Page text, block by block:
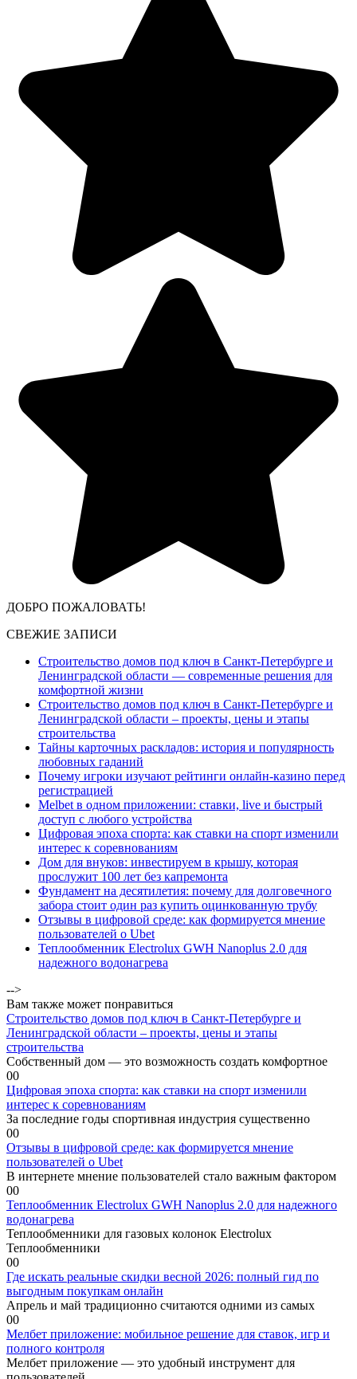
ДОБРО ПОЖАЛОВАТЬ!
СВЕЖИЕ ЗАПИСИ
Строительство домов под ключ в Санкт-Петербурге и
Ленинградской области — современные решения для
комфортной жизни
Строительство домов под ключ в Санкт-Петербурге и
Ленинградской области – проекты, цены и этапы
строительства
Тайны карточных раскладов: история и популярность
любовных гаданий
Почему игроки изучают рейтинги онлайн-казино перед
регистрацией
Melbet в одном приложении: ставки, live и быстрый
доступ с любого устройства
Цифровая эпоха спорта: как ставки на спорт изменили
интерес к соревнованиям
Дом для внуков: инвестируем в крышу, которая
прослужит 100 лет без капремонта
Фундамент на десятилетия: почему для долговечного
забора стоит один раз купить оцинкованную трубу
Отзывы в цифровой среде: как формируется мнение
пользователей о Ubet
Теплообменник Electrolux GWH Nanoplus 2.0 для
надежного водонагрева
-->
Вам также может понравиться
Строительство домов под ключ в Санкт-Петербурге и
Ленинградской области – проекты, цены и этапы
строительства
Собственный дом — это возможность создать комфортное
00
Цифровая эпоха спорта: как ставки на спорт изменили
интерес к соревнованиям
За последние годы спортивная индустрия существенно
00
Отзывы в цифровой среде: как формируется мнение
пользователей о Ubet
В интернете мнение пользователей стало важным фактором
00
Теплообменник Electrolux GWH Nanoplus 2.0 для надежного
водонагрева
Теплообменники для газовых колонок Electrolux
Теплообменники
00
Где искать реальные скидки весной 2026: полный гид по
выгодным покупкам онлайн
Апрель и май традиционно считаются одними из самых
00
Мелбет приложение: мобильное решение для ставок, игр и
полного контроля
Мелбет приложение — это удобный инструмент для